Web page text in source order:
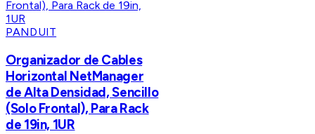
PANDUIT
Organizador de Cables
Horizontal NetManager
de Alta Densidad, Sencillo
(Solo Frontal), Para Rack
de 19in, 1UR